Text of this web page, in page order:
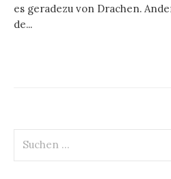
es geradezu von Drachen.
de...
nach: